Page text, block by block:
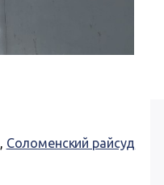
, Соломенский райсуд